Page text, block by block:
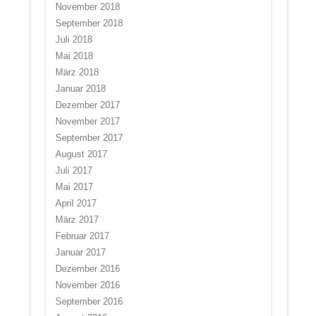
November 2018
September 2018
Juli 2018
Mai 2018
März 2018
Januar 2018
Dezember 2017
November 2017
September 2017
August 2017
Juli 2017
Mai 2017
April 2017
März 2017
Februar 2017
Januar 2017
Dezember 2016
November 2016
September 2016